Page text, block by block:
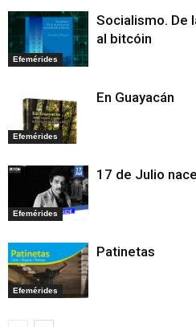
Efemérides
Socialismo. De
al bitcóin
Efemérides
En Guayacán
Efemérides
17 de Julio
Efemérides
Patinetas